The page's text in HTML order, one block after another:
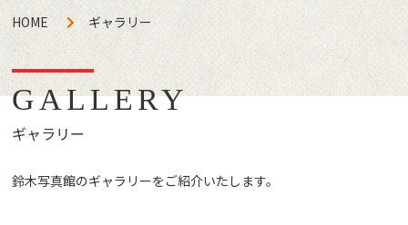
HOME ギャラリー
GALLERY
ギャラリー
鈴木写真館のギャラリーをご紹介いたします。